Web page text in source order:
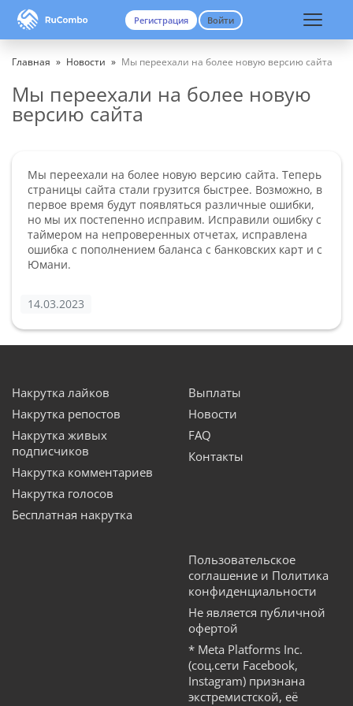
Вход Регистрация
Главная » Новости » Мы переехали на более новую версию сайта
Регистрация Войти
Мы переехали на более новую
версию сайта
Мы переехали на более новую версию сайта. Теперь
страницы сайта стали грузится быстрее. Возможно, в
первое время будут появляться различные ошибки,
но мы их постепенно исправим. Исправили ошибку с
таймером на непроверенных отчетах, исправлена
ошибка с пополнением баланса с банковских карт и с
Юмани.
14.03.2023
Накрутка лайков
Накрутка репостов
Накрутка живых
подписчиков
Накрутка комментариев
Накрутка голосов
Бесплатная накрутка
Выплаты
Новости
FAQ
Контакты
Пользовательское
соглашение и Политика
конфиденциальности
Не является публичной
офертой
* Meta Platforms Inc.
(соц.сети Facebook,
Instagram) признана
экстремистской, её